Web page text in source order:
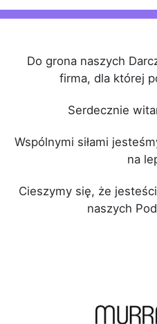
Do grona naszych
firma, dla której
Serdecznie
Wspólnymi siłami
na
Cieszymy się, że
naszych